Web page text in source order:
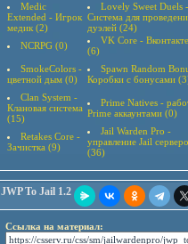
Medic
Extended - Игрок
медик (2)
Lovely Sweet Duels -
Система для
дуэлей (24)
NCRPG (0)
VK Core - Вконтакте
(6)
SmokeColors -
цветной дым (0)
Spawn Random
Коробки с бонусами
Clan System -
Клановая система
(15)
Prime Natives -
Prime аккаунтами (0)
Retakes Core -
Зачистка (9)
Jail Warden Pro -
управление Jail
(36)
JWP To Jail 1.2
Ссылка на материал: